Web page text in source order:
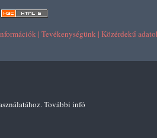
| Tevékenységünk | Közérdekű
További infó